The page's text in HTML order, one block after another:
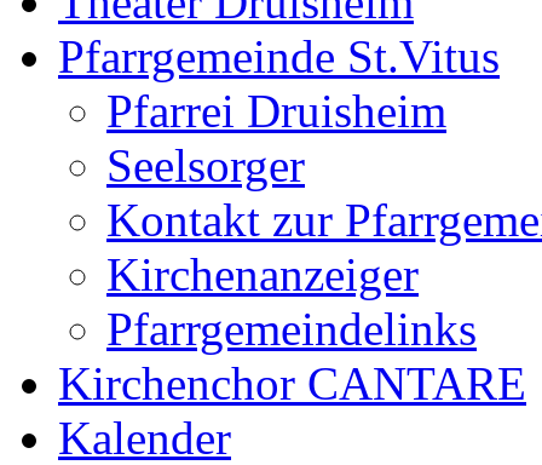
Pfarrgemeinde St.Vitus
Pfarrei Druisheim
Seelsorger
Kontakt zur
Kirchenanzeiger
Pfarrgemeindelinks
Kirchenchor CANTARE
Kalender